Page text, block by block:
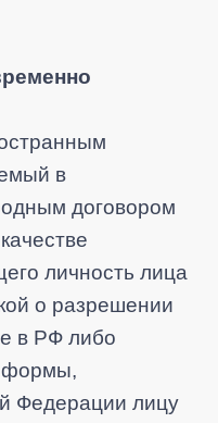
в
договором
личность лица
о разрешении
в РФ либо
формы,
Федерации лицу